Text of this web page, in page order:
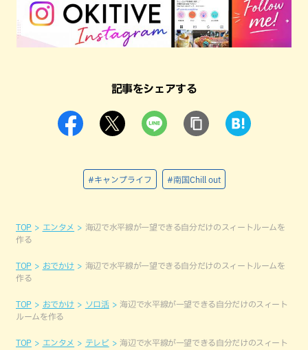
記事をシェアする
#キャンプライフ #南国Chill out
TOP エンタメ
海辺で水平線が一望できる自分だけのスィートルームを
作る
TOP おでかけ
海辺で水平線が一望できる自分だけのスィートルームを
作る
TOP おでかけ ソロ活
海辺で水平線が一望できる自分だけのスィート
ルームを作る
TOP エンタメ テレビ
海辺で水平線が一望できる自分だけのスィート